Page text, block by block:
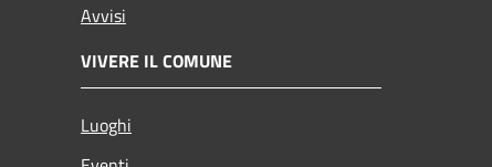
Avvisi
VIVERE IL COMUNE
Luoghi